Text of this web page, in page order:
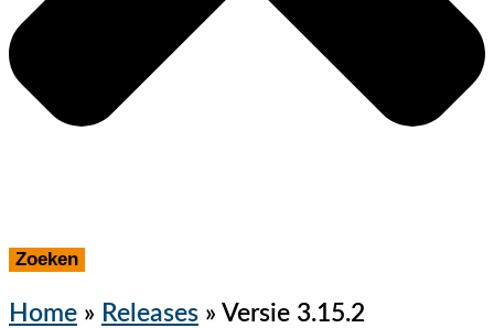
Zoeken
Home » Releases » Versie 3.15.2